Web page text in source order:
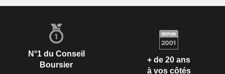
N°1 du Conseil
Boursier
+ de 20 ans
à vos côtés